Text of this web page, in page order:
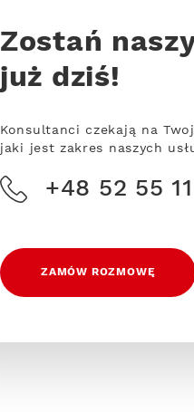
Zostań
już dziś!
Konsultanci czekają na
jaki jest zakres naszych
+48 52 55
ZAMÓW ROZMOWĘ